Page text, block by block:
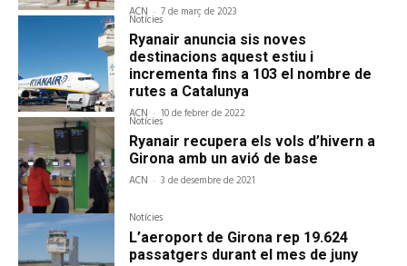
ACN - 7 de març de 2023
Notícies
Ryanair anuncia sis noves
destinacions aquest estiu i
incrementa fins a 103 el nombre de
rutes a Catalunya
ACN - 10 de febrer de 2022
Notícies
Ryanair recupera els vols d’hivern a
Girona amb un avió de base
ACN - 3 de desembre de 2021
Notícies
L’aeroport de Girona rep 19.624
passatgers durant el mes de juny